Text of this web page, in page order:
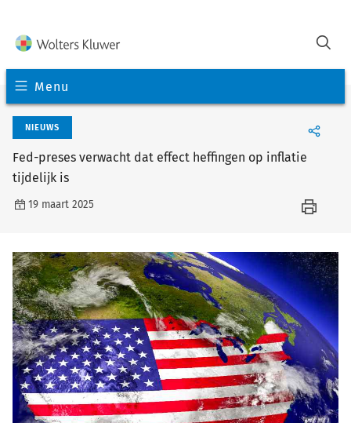
Menu
NIEUWS
Fed-preses verwacht dat effect heffingen op inflatie
tijdelijk is
19 maart 2025